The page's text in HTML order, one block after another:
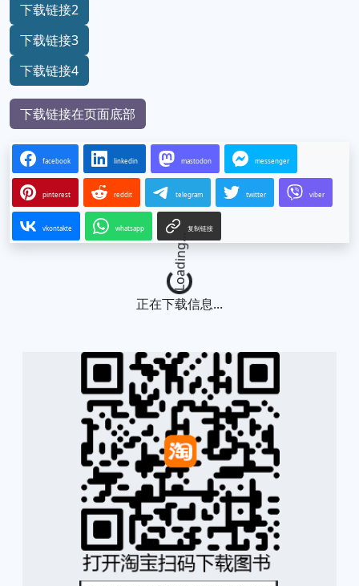
下载链接2
下载链接3
下载链接4
下载链接在页面底部
facebook linkedin mastodon messenger
pinterest reddit telegram twitter viber
vkontakte whatsapp 复制链接
Loading...
正在下载信息...